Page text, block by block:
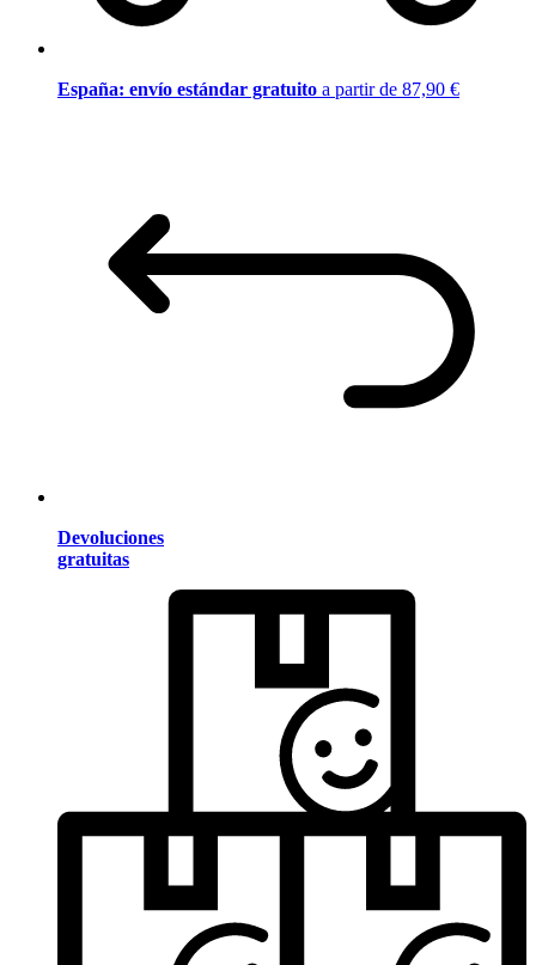
España: envío estándar gratuito a partir de 87,90 €
Devoluciones
gratuitas